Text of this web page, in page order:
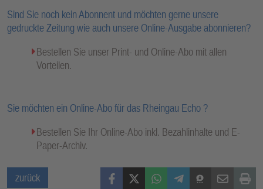
Sind Sie noch kein Abonnent und möchten gerne unsere
gedruckte Zeitung wie auch unsere Online-Ausgabe abonnieren?
Bestellen Sie unser Print- und Online-Abo mit allen
Vorteilen.
Sie möchten ein Online-Abo für das Rheingau Echo ?
Bestellen Sie Ihr Online-Abo inkl. Bezahlinhalte und E-
Paper-Archiv.
zurück FacebookX (Twitter)WhatsAppTelegramThreemaMail Print